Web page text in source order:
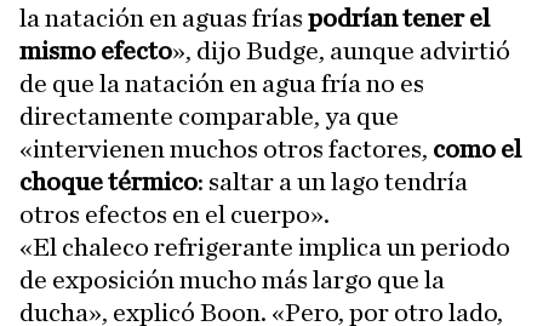
la natación en aguas frías podrían tener el
mismo efecto», dijo Budge, aunque advirtió
de que la natación en agua fría no es
directamente comparable, ya que
«intervienen muchos otros factores, como el
choque térmico: saltar a un lago tendría
otros efectos en el cuerpo».
«El chaleco refrigerante implica un periodo
de exposición mucho más largo que la
ducha», explicó Boon. «Pero, por otro lado,